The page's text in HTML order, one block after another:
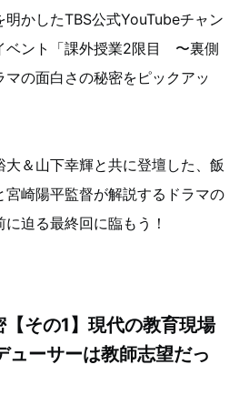
かしたTBS公式YouTubeチャン
ベント「課外授業2限目 〜裏側
の面白さの秘密をピックアッ
＆山下幸輝と共に登壇した、飯
宮崎陽平監督が解説するドラマの
迫る最終回に臨もう！
【その1】現代の教育現場
ューサーは教師志望だっ